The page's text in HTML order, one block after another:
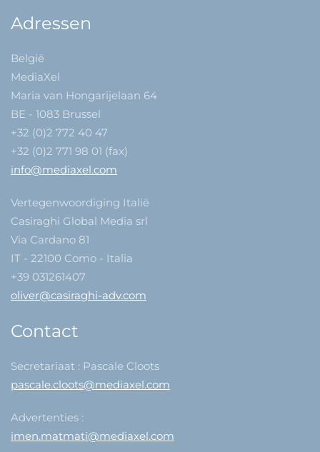
Adressen
België
MediaXel
Maria van Hongarijelaan 64
BE - 1083 Brussel
+32 (0)2 772 40 47
+32 (0)2 771 98 01 (fax)
info@mediaxel.com
Vertegenwoordiging Italië
Casiraghi Global Media srl
Via Cardano 81
IT - 22100 Como - Italia
+39 031261407
oliver@casiraghi-adv.com
Contact
Secretariaat : Pascale Cloots
pascale.cloots@mediaxel.com
Advertenties :
imen.matmati@mediaxel.com